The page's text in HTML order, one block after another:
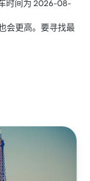
时间为 2026-08-
会更高。要寻找最